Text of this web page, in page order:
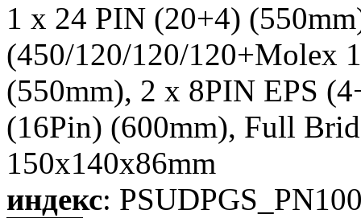
1 x 24 PIN (20+4)
(450/120/120/120+Molex
(550mm), 2 x 8PIN EPS
(16Pin) (600mm), Full
150x140x86mm
индекс: